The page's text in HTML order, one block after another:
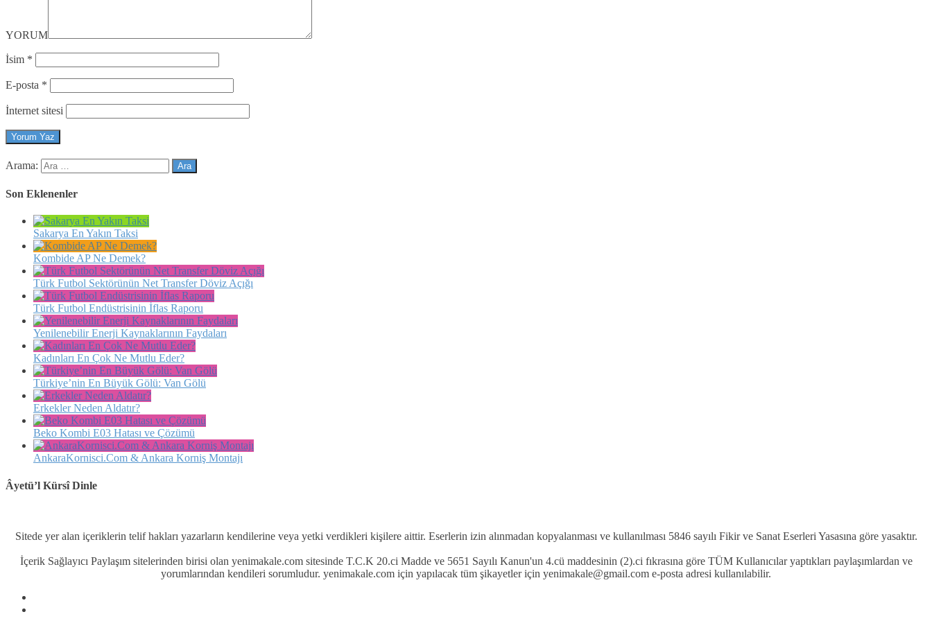
YORUM
İsim *
E-posta *
İnternet sitesi
Arama:
Son Eklenenler
Sakarya En Yakın Taksi
Kombide AP Ne Demek?
Türk Futbol Sektörünün Net Transfer Döviz Açığı
Türk Futbol Endüstrisinin İflas Raporu
Yenilenebilir Enerji Kaynaklarının Faydaları
Kadınları En Çok Ne Mutlu Eder?
Türkiye’nin En Büyük Gölü: Van Gölü
Erkekler Neden Aldatır?
Beko Kombi E03 Hatası ve Çözümü
AnkaraKornisci.Com & Ankara Korniş Montajı
Âyetü’l Kürsî Dinle
Sitede yer alan içeriklerin telif hakları yazarların kendilerine veya yetki verdikleri kişilere aittir. Eserlerin izin alınmadan kopyalanması ve kullanılması 5846 sayılı Fikir ve Sanat Eserleri Yasasına göre yasaktır.
İçerik Sağlayıcı Paylaşım sitelerinden birisi olan yenimakale.com sitesinde T.C.K 20.ci Madde ve 5651 Sayılı Kanun'un 4.cü maddesinin (2).ci fıkrasına göre TÜM Kullanıcılar yaptıkları paylaşımlardan ve
yorumlarından kendileri sorumludur. yenimakale.com için yapılacak tüm şikayetler için yenimakale@gmail.com e-posta adresi kullanılabilir.